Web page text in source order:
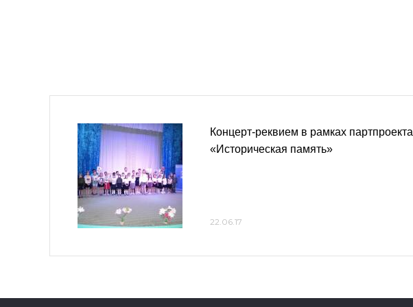
Концерт-реквием в рамках партпроекта
«Историческая память»
22.06.17